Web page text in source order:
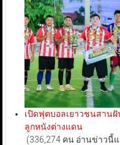
เปิดฟุตบอลเยาวชนสาน
ลูกหนังต่างแดน
(336,274 คน อ่านข่าวนี้